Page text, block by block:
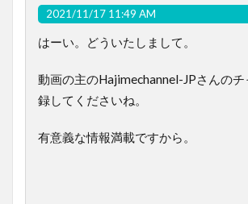
2021/11/17 11:49 AM
はーい。どういたしまして。
動画の主のHajimechannel-JPさんの
録してくださいね。
有意義な情報満載ですから。